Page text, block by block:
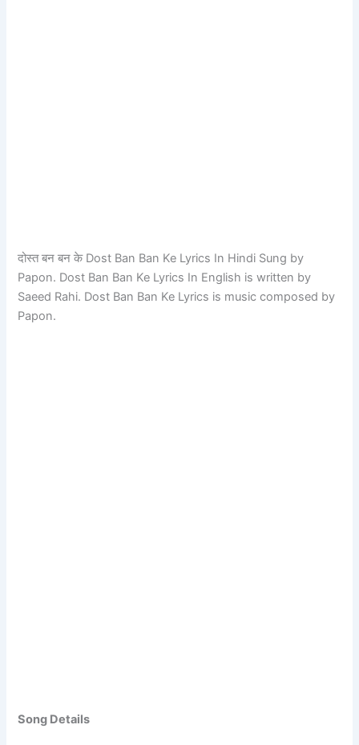
दोस्त बन बन के Dost Ban Ban Ke Lyrics In Hindi Sung by
Papon. Dost Ban Ban Ke Lyrics In English is written by
Saeed Rahi. Dost Ban Ban Ke Lyrics is music composed by
Papon.
Song Details